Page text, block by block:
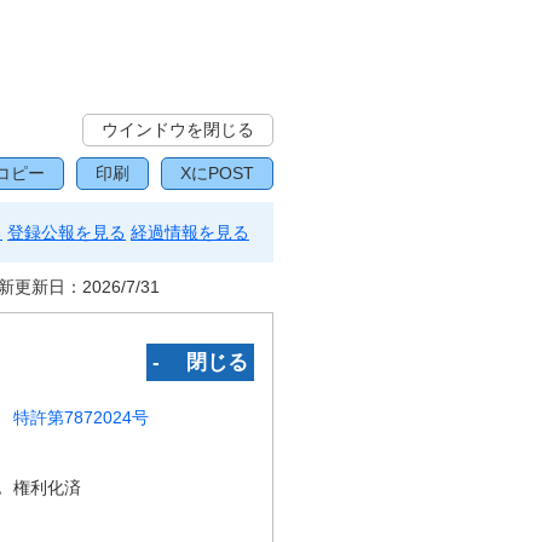
ウインドウを閉じる
ピー 印刷 XにPOST
登録公報を見る 経過情報を見る
更新日： 2026/7/31
‐ 閉じる
特許第7872024号
権利化済